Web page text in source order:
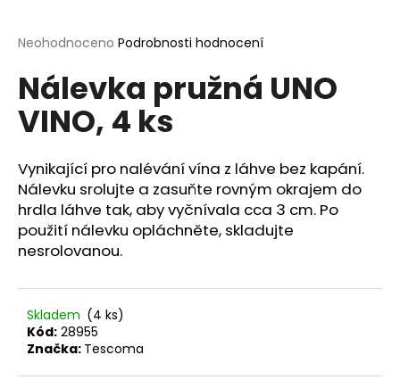
Průměrné
produktu
je
0,0
z
hvězdiček.
Neohodnoceno Podrobnosti hodnocení
Nálevka pružná UNO
VINO, 4 ks
Vynikající pro nalévání vína z láhve bez kapání.
Nálevku srolujte a zasuňte rovným okrajem do
hrdla láhve tak, aby vyčnívala cca 3 cm. Po
použití nálevku opláchněte, skladujte
nesrolovanou.
Skladem (4 ks)
Kód: 28955
Značka: Tescoma
j
t
?
HLEDAT
D
o
p
o